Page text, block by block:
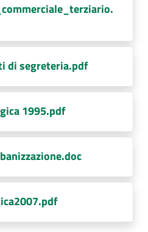
di segreteria.pdf
1995.pdf